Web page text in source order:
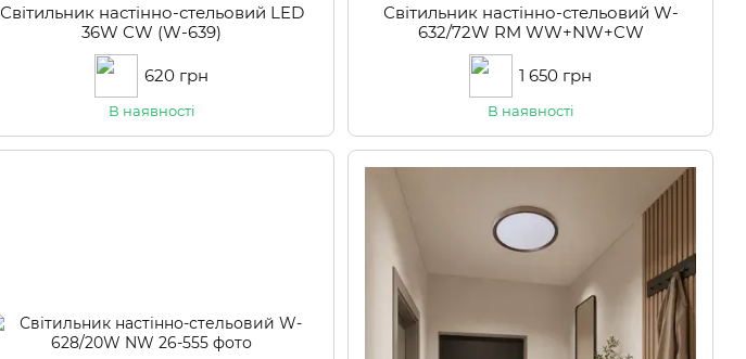
Світильник настінно-стельовий LED
36W CW (W-639)
620 грн
В наявності
Світильник настінно-стельовий W-
632/72W RM WW+NW+CW
1 650 грн
В наявності